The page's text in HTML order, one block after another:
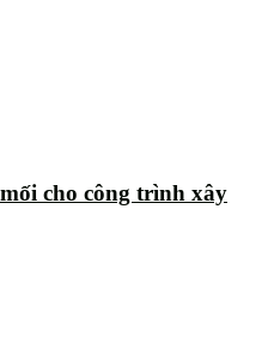
cho công trình xây